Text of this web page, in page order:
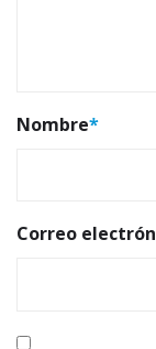
Nombre*
Correo